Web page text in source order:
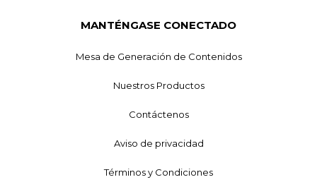
MANTÉNGASE CONECTADO
Mesa de Generación de Contenidos
Nuestros Productos
Contáctenos
Aviso de privacidad
Términos y Condiciones